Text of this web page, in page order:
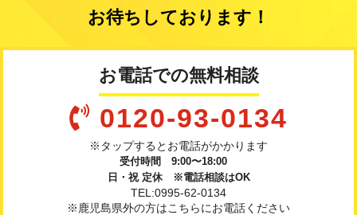
お待ちしております！
お電話での無料相談
0120-93-0134
※タップするとお電話がかかります
受付時間 9:00〜18:00
日・祝 定休 ※電話相談はOK
TEL:0995-62-0134
※鹿児島県外の方はこちらにお電話ください